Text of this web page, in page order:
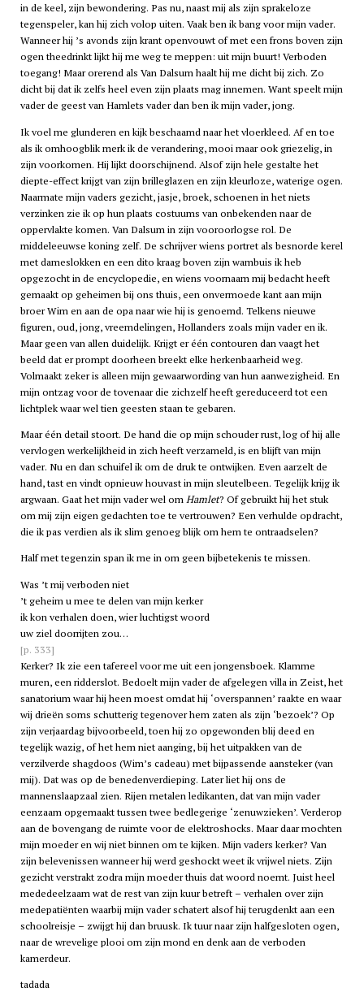
in de keel, zijn bewondering. Pas nu, naast mij als zijn sprakeloze
tegenspeler, kan hij zich volop uiten. Vaak ben ik bang voor mijn vader.
Wanneer hij ’s avonds zijn krant openvouwt of met een frons boven zijn
ogen theedrinkt lijkt hij me weg te meppen: uit mijn buurt! Verboden
toegang! Maar orerend als Van Dalsum haalt hij me dicht bij zich. Zo
dicht bij dat ik zelfs heel even zijn plaats mag innemen. Want speelt mijn
vader de geest van Hamlets vader dan ben ik mijn vader, jong.
Ik voel me glunderen en kijk beschaamd naar het vloerkleed. Af en toe
als ik omhoogblik merk ik de verandering, mooi maar ook griezelig, in
zijn voorkomen. Hij lijkt doorschijnend. Alsof zijn hele gestalte het
diepte-effect krijgt van zijn brilleglazen en zijn kleurloze, waterige ogen.
Naarmate mijn vaders gezicht, jasje, broek, schoenen in het niets
verzinken zie ik op hun plaats costuums van onbekenden naar de
oppervlakte komen. Van Dalsum in zijn vooroorlogse rol. De
middeleeuwse koning zelf. De schrijver wiens portret als besnorde kerel
met dameslokken en een dito kraag boven zijn wambuis ik heb
opgezocht in de encyclopedie, en wiens voornaam mij bedacht heeft
gemaakt op geheimen bij ons thuis, een onvermoede kant aan mijn
broer Wim en aan de opa naar wie hij is genoemd. Telkens nieuwe
figuren, oud, jong, vreemdelingen, Hollanders zoals mijn vader en ik.
Maar geen van allen duidelijk. Krijgt er één contouren dan vaagt het
beeld dat er prompt doorheen breekt elke herkenbaarheid weg.
Volmaakt zeker is alleen mijn gewaarwording van hun aanwezigheid. En
mijn ontzag voor de tovenaar die zichzelf heeft gereduceerd tot een
lichtplek waar wel tien geesten staan te gebaren.
Maar één detail stoort. De hand die op mijn schouder rust, log of hij alle
vervlogen werkelijkheid in zich heeft verzameld, is en blijft van mijn
vader. Nu en dan schuifel ik om de druk te ontwijken. Even aarzelt de
hand, tast en vindt opnieuw houvast in mijn sleutelbeen. Tegelijk krijg ik
argwaan. Gaat het mijn vader wel omHamlet? Of gebruikt hij het stuk
om mij zijn eigen gedachten toe te vertrouwen? Een verhulde opdracht,
die ik pas verdien als ik slim genoeg blijk om hem te ontraadselen?
Half met tegenzin span ik me in om geen bijbetekenis te missen.
Was ’t mij verboden niet
’t geheim u mee te delen van mijn kerker
ik kon verhalen doen, wier luchtigst woord
uw ziel doorrijten zou…
[p. 333]
Kerker? Ik zie een tafereel voor me uit een jongensboek. Klamme
muren, een ridderslot. Bedoelt mijn vader de afgelegen villa in Zeist, het
sanatorium waar hij heen moest omdat hij ‘overspannen’ raakte en waar
wij drieën soms schutterig tegenover hem zaten als zijn ‘bezoek’? Op
zijn verjaardag bijvoorbeeld, toen hij zo opgewonden blij deed en
tegelijk wazig, of het hem niet aanging, bij het uitpakken van de
verzilverde shagdoos (Wim’s cadeau) met bijpassende aansteker (van
mij). Dat was op de benedenverdieping. Later liet hij ons de
mannenslaapzaal zien. Rijen metalen ledikanten, dat van mijn vader
eenzaam opgemaakt tussen twee bedlegerige ‘zenuwzieken’. Verderop
aan de bovengang de ruimte voor de elektroshocks. Maar daar mochten
mijn moeder en wij niet binnen om te kijken. Mijn vaders kerker? Van
zijn belevenissen wanneer hij werd geshockt weet ik vrijwel niets. Zijn
gezicht verstrakt zodra mijn moeder thuis dat woord noemt. Juist heel
mededeelzaam wat de rest van zijn kuur betreft – verhalen over zijn
medepatiënten waarbij mijn vader schatert alsof hij terugdenkt aan een
schoolreisje – zwijgt hij dan bruusk. Ik tuur naar zijn halfgesloten ogen,
naar de wrevelige plooi om zijn mond en denk aan de verboden
kamerdeur.
tadada